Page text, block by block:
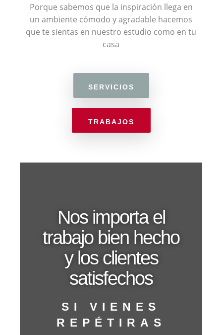
Porque sabemos que la inspiración llega en
un ambiente cómodo y agradable hacemos
que te sientas en nuestro estudio como en tu
casa
SERVICIOS
TRABAJOS
Nos importa el
trabajo bien hecho
y los clientes
satisfechos
SI VIENES
REPÉTIRAS